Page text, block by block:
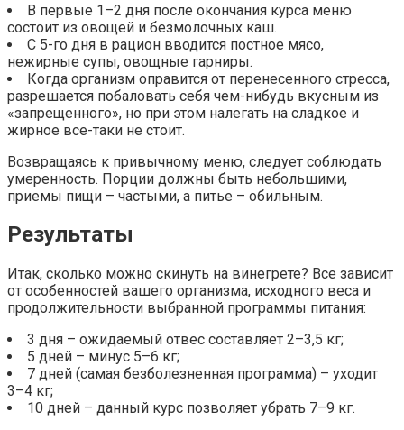
В первые 1–2 дня после окончания курса меню
состоит из овощей и безмолочных каш.
С 5-го дня в рацион вводится постное мясо,
нежирные супы, овощные гарниры.
Когда организм оправится от перенесенного стресса,
разрешается побаловать себя чем-нибудь вкусным из
«запрещенного», но при этом налегать на сладкое и
жирное все-таки не стоит.
Возвращаясь к привычному меню, следует соблюдать
умеренность. Порции должны быть небольшими,
приемы пищи – частыми, а питье – обильным.
Результаты
Итак, сколько можно скинуть на винегрете? Все зависит
от особенностей вашего организма, исходного веса и
продолжительности выбранной программы питания:
3 дня – ожидаемый отвес составляет 2–3,5 кг;
5 дней – минус 5–6 кг;
7 дней (самая безболезненная программа) – уходит
3–4 кг;
10 дней – данный курс позволяет убрать 7–9 кг.